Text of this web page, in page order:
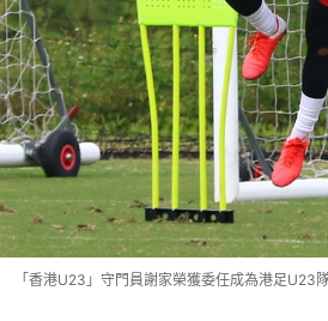
「香港U23」守門員謝家榮獲委任成為港足U23